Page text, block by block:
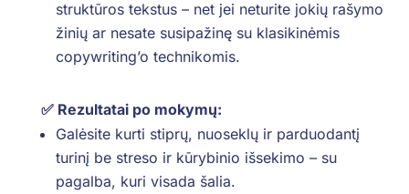
struktūros tekstus – net jei neturite jokių rašymo
žinių ar nesate susipažinę su klasikinėmis
copywriting’o technikomis.
✅ Rezultatai po mokymų:
Galėsite kurti stiprų, nuoseklų ir parduodantį
turinį be streso ir kūrybinio išsekimo – su
pagalba, kuri visada šalia.